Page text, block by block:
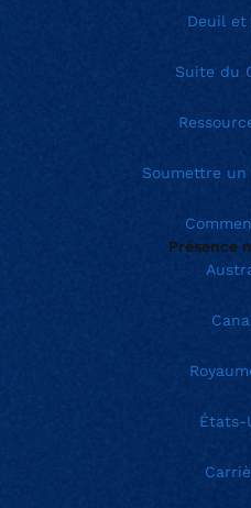
Deuil
Suite du
Soumettre un
Présence
États-